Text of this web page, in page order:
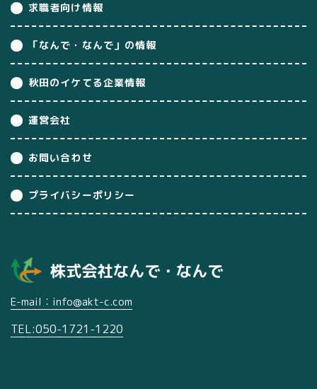
求職者向け情報
「なんで・なんで」の情報
秋田のイケてる企業情報
運営会社
お問い合わせ
プライバシーポリシー
E-mail：info@akt-c.com
TEL:050-1721-1220